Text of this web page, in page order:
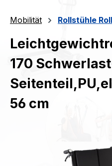
Mobilität Rollstühle
170
56 cm
Bildergalerie überspringen